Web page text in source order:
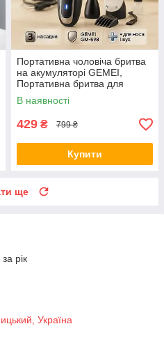
Портативна чоловіча бритва
на акумуляторі GEMEI,
Портативна бритва для
сухого гоління RN-98
В наявності
429 ₴ 799 ₴
Купити
ще
рік
Україна